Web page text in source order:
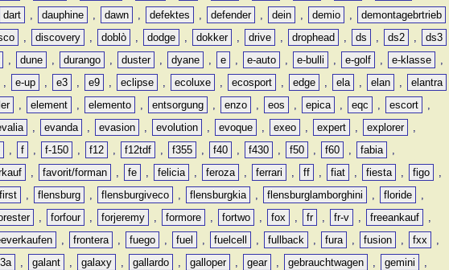
dart , dauphine , dawn , defektes , defender , dein , demio , demontagebrtrieb
, discovery , doblò , dodge , dokker , drive , drophead , ds , ds2 , ds3
, dune , durango , duster , dyane , e , e-auto , e-bulli , e-golf , e-klasse
,
, e-up , e3 , e9 , eclipse , ecoluxe , ecosport , edge , ela , elan , elantra
, element , elemento , entsorgung , enzo , eos , epica , eqc , escort
,
, evanda , evasion , evolution , evoque , exeo , expert , explorer
,
, f , f-150 , f12 , f12tdf , f355 , f40 , f430 , f50 , f60 , fabia
,
, favorit/forman , fe , felicia , feroza , ferrari , ff , fiat , fiesta , figo
,
first , flensburg , flensburgiveco , flensburgkia , flensburglamborghini , floride
,
, forfour , forjeremy , formore , fortwo , fox , fr , fr-v , freeankauf
,
, frontera , fuego , fuel , fuelcell , fullback , fura , fusion , fxx
,
, galant , galaxy , gallardo , galloper , gear , gebrauchtwagen , gemini
,